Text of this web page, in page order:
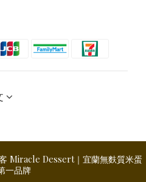
Miracle Dessert｜宜蘭無麩質米蛋
一品牌